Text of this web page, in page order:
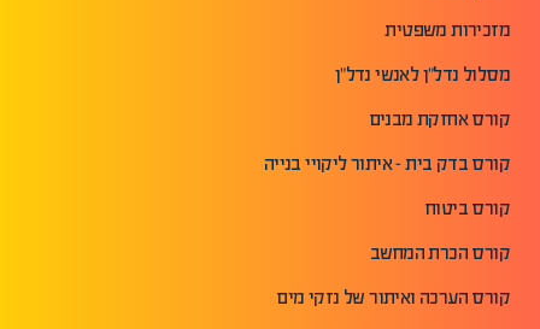
מזכירות משפטית
מסלול נדל"ן לאנשי נדל"ן
קורס אחזקת מבנים
קורס בדק בית - איתור ליקויי בנייה
קורס ביטוח
קורס הכרת המחשב
קורס הערכה ואיתור של נזקי מים